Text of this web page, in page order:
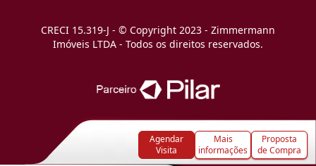
Agendar
Visita
Mais
informações
Proposta
de Compra
CRECI 15.319-J - © Copyright 2023 - Zimmermann
Imóveis LTDA - Todos os direitos reservados.